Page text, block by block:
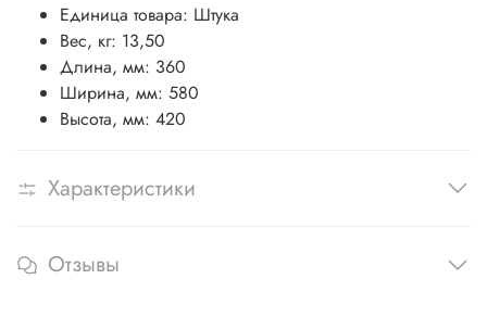
Единица товара: Штука
Вес, кг: 13,50
Длина, мм: 360
Ширина, мм: 580
Высота, мм: 420
Характеристики
Отзывы